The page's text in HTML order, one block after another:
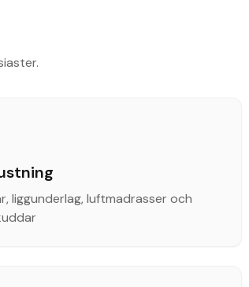
liggunderlag, luftmadrasser och